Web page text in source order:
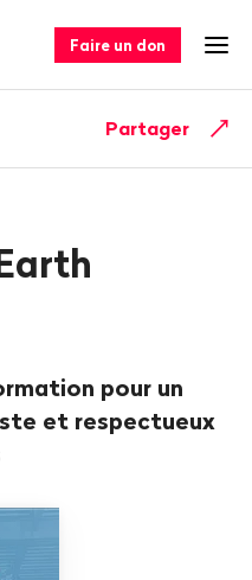
Faire un don
Partager
pour un
et respectueux